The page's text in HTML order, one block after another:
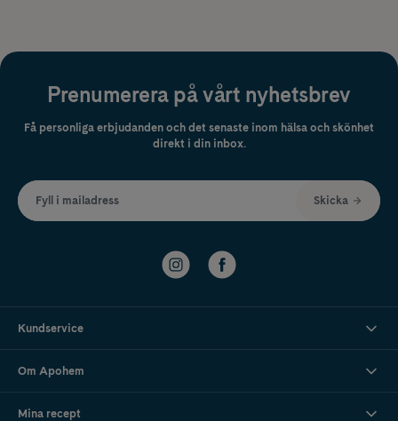
Prenumerera på vårt nyhetsbrev
Få personliga erbjudanden och det senaste inom hälsa och skönhet
direkt i din inbox.
Fyll i mailadress Skicka
Kundservice
Om Apohem
Mina recept